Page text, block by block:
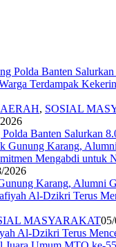
, SOSIAL
Polda Banten Salurkan
2026
Karang, Alumni
MASYARAKAT
Al-Dzikri Terus